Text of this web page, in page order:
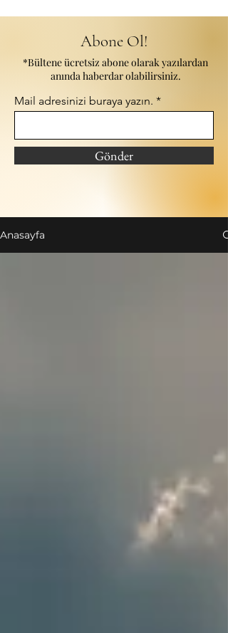
Abone Ol!
*Bültene ücretsiz abone olarak yazılardan
anında haberdar olabilirsiniz.
Mail adresinizi buraya yazın.
Gönder
Anasayfa